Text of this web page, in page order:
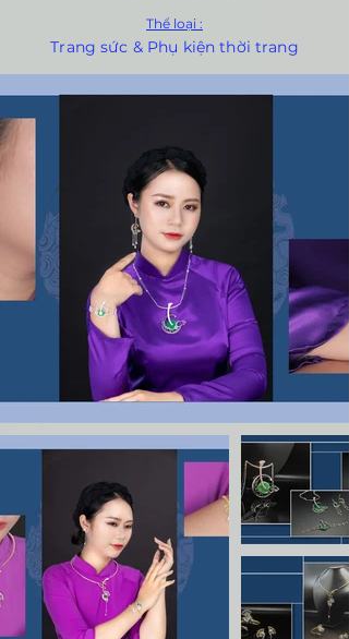
Thể loại :
Trang sức & Phụ kiện thời trang